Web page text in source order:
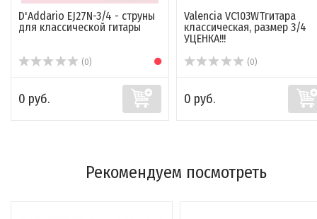
D'Addario EJ27N-3/4 - струны
для классической гитары
(0)
0 руб.
Valencia VC103WTгитара
классическая, размер 3/4
УЦЕНКА!!!
(0)
0 руб.
Рекомендуем посмотреть